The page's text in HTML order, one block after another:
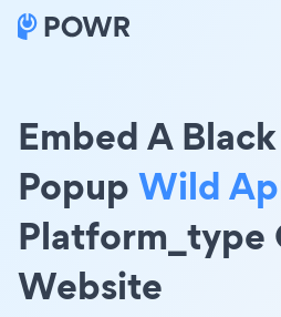
Embed A
PopupWild
Platform_type
Website